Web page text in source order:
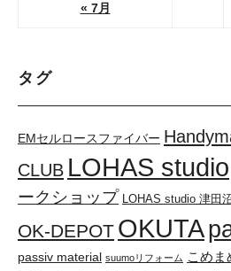
« 7月
タグ
EMセルロースファイバー
CLUB LOHAS studio
ークショップ LOHAS studio 津田
OK-DEPOT OKUTA
passiv material suumoリフォーム こめま